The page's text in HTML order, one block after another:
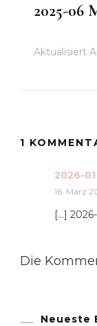
2025-06
Aktualisiert
1
2026-
16. März
[…]
Die
Neueste